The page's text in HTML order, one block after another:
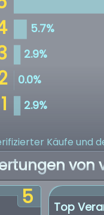
Käufe und
von
5 Top